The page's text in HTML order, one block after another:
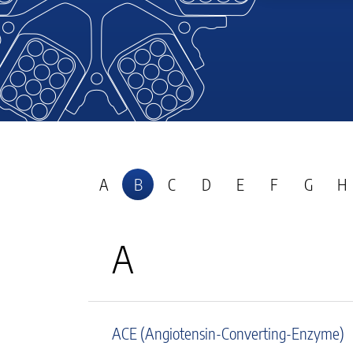
A B C D E F G H
A
ACE (Angiotensin-Converting-Enzyme)